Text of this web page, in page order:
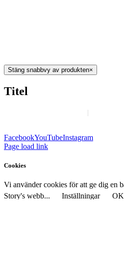
Stäng snabbvy av produkten×
Titel
FacebookYouTubeInstagram
Page load link
Cookies
Vi använder cookies för att ge dig en
Story's webb...
Inställningar OK